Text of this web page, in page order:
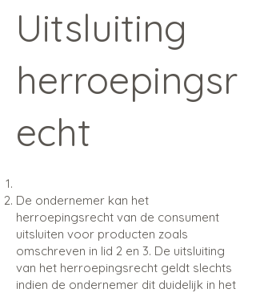
Uitsluiting
herroepingsr
echt
De ondernemer kan het
herroepingsrecht van de consument
uitsluiten voor producten zoals
omschreven in lid 2 en 3. De uitsluiting
van het herroepingsrecht geldt slechts
indien de ondernemer dit duidelijk in het